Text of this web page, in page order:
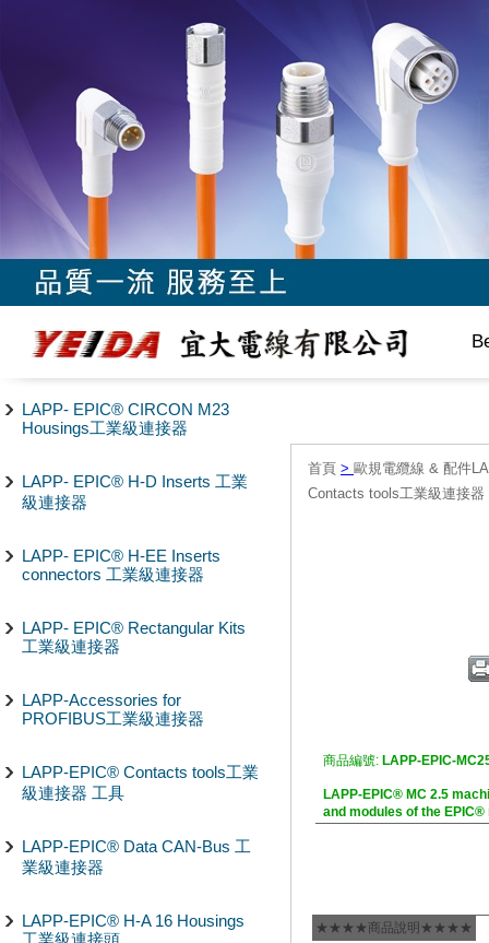
LAPP- EPIC® CIRCON M23
Housings工業級連接器
LAPP- EPIC® H-D Inserts 工業
級連接器
LAPP- EPIC® H-EE Inserts
connectors 工業級連接器
LAPP- EPIC® Rectangular Kits
工業級連接器
LAPP-Accessories for
PROFIBUS工業級連接器
LAPP-EPIC® Contacts tools工業
級連接器 工具
LAPP-EPIC® Data CAN-Bus 工
業級連接器
LAPP-EPIC® H-A 16 Housings
工業級連接頭
首頁 > 歐規電纜線 & 配件
Contacts tools工業級連接器
商品編號: LAPP-EPIC-
LAPP-EPIC® MC 2.5
and modules of the
★★★★商品說明★★★★